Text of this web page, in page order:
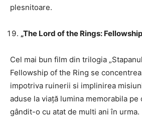
plesnitoare.
„The Lord of the Rings:
Cel mai bun film din trilogia
Fellowship of the Ring se
impotriva ruinerii si implinirea
aduse la viață lumina memorabila pe
gândit-o cu atat de multi ani în urma.